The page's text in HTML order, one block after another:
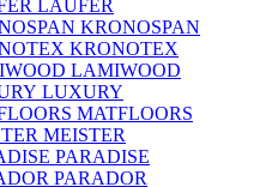
LAUFER
KRONOSPAN
KRONOTEX
LAMIWOOD
LUXURY
MATFLOORS
MEISTER
PARADISE
PARADOR